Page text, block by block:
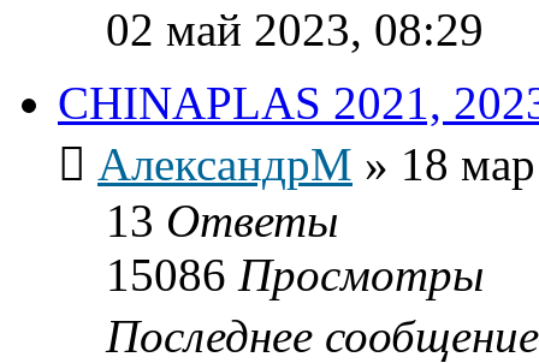
02 май 2023, 08:29
CHINAPLAS 2021,
АлександрМ » 18
13 Ответы
15086 Просмотры
Последнее